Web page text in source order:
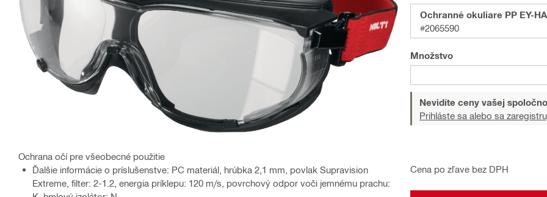
Ochrana očí pre všeobecné použitie
Ďalšie informácie o príslušenstve: PC materiál, hrúbka 2,1 mm, povlak Supravision
Extreme, filter: 2-1.2, energia príklepu: 120 m/s, povrchový odpor voči jemnému prachu:
Ochranné okuliare PP EY-
#2065590
Množstvo
Nevidíte ceny vašej
Prihláste sa alebo sa
Cena po zľave bez DPH